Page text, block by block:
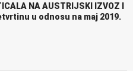
NA AUSTRIJSKI IZVOZ I
u odnosu na maj 2019.